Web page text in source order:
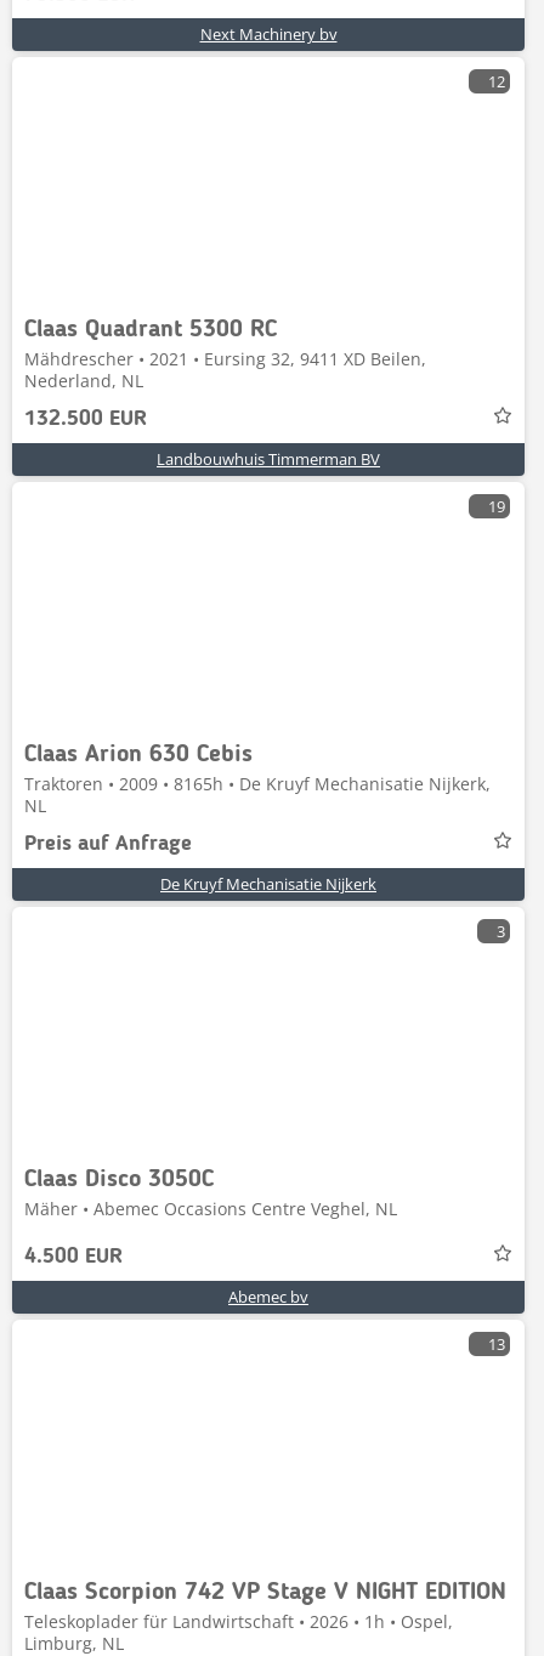
Next Machinery bv
12
Claas Quadrant 5300 RC
Mähdrescher • 2021 • Eursing 32, 9411 XD Beilen,
Nederland, NL
132.500 EUR
Landbouwhuis Timmerman BV
19
Claas Arion 630 Cebis
Traktoren • 2009 • 8165h • De Kruyf Mechanisatie Nijkerk,
NL
Preis auf Anfrage
De Kruyf Mechanisatie Nijkerk
3
Claas Disco 3050C
Mäher • Abemec Occasions Centre Veghel, NL
4.500 EUR
Abemec bv
13
Claas Scorpion 742 VP Stage V NIGHT EDITION
Teleskoplader für Landwirtschaft • 2026 • 1h • Ospel,
Limburg, NL